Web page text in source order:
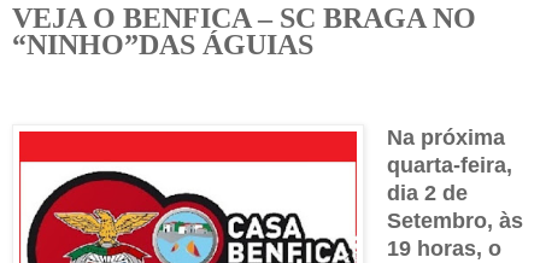
VEJA O BENFICA – SC BRAGA NO
“NINHO”DAS ÁGUIAS
Na próxima
quarta-feira,
dia 2 de
Setembro, às
19 horas, o